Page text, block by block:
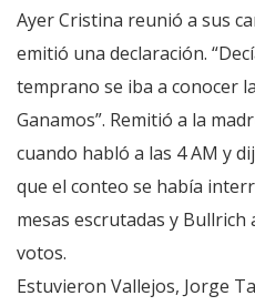
Ayer Cristina reunió a sus
emitió una declaración.
temprano se iba a conocer
Ganamos”. Remitió a la
cuando habló a las 4 AM y
que el conteo se había
mesas escrutadas y
votos.
Estuvieron Vallejos, Jorge